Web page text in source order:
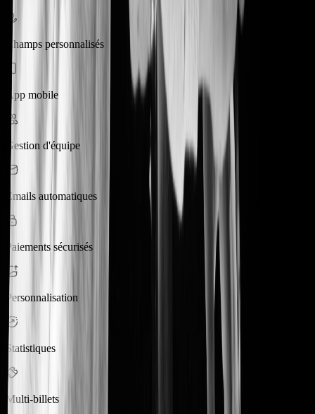
Champs personnalisés
App mobile
Gestion d'équipe
Emails automatiques
Paiements sécurisés
Personnalisation
Statistiques
Multi-billets